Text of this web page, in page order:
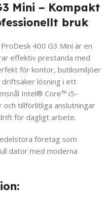
Mini – Kompakt
bruk
400 G3 Mini är en
effektiv prestanda med
för kontor, butiksmiljöer
lösning i ett
Intel® Core™ i5-
och tillförlitliga anslutningar
för dagligt arbete.
företag som
dator med moderna